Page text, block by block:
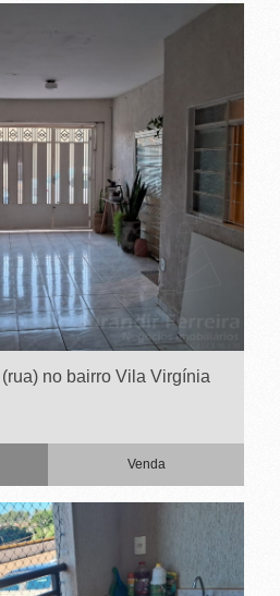
no bairro Vila Virgínia
Venda